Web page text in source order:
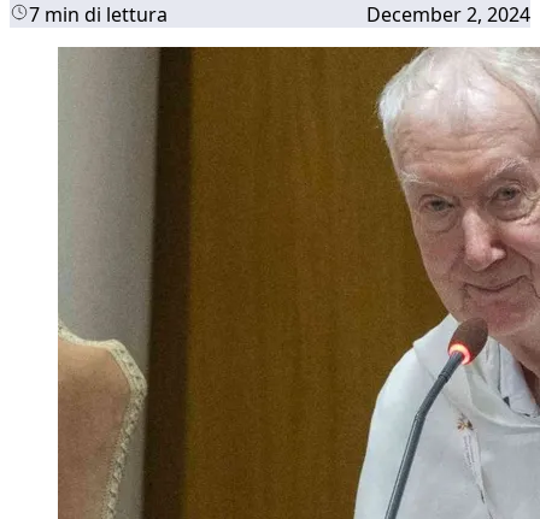
7 min di lettura December 2, 2024